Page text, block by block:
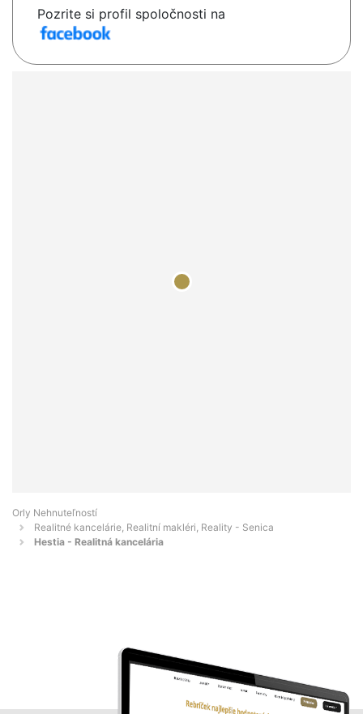
Pozrite si profil spoločnosti na
Orly Nehnuteľností
Realitné kancelárie, Realitní makléri, Reality - Senica
Hestia - Realitná kancelária